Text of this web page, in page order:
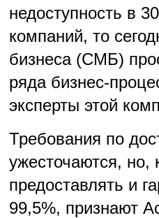
недоступность в
компаний, то
бизнеса (СМБ)
ряда бизнес-
эксперты этой
Требования по
ужесточаются, но,
предоставлять и
99,5%, признают